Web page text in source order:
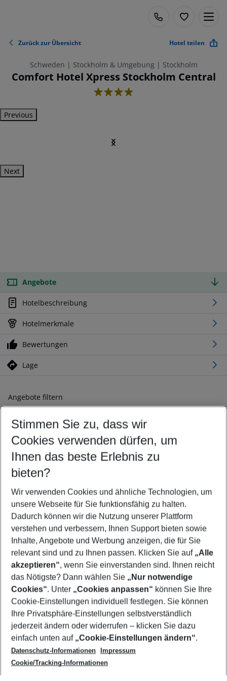
Zurück zur Übersicht Hotel teilen
Schweden | Stockholm & Umgebung | Stockholm
Comfort Hotel Xpress Stockholm Central
4
Previous
Next
Angebote
Hotelbeschreibung
Hotelmerkmale
Bewertungen
Lage
Angebote filtern
Ändern Sie Ihre Kriterien nach Ihren Wünschen
Abflughafen wählen
Beliebiger Abflughafen
Reisezeitraum wählen
11.08.26– 09.08.27 5-8 Nächte
2 Erwachsene Keine Kinder
Mehr Filter anzeigen
Footer
Footer navigation
Über uns
AGB
Cookie-Einstellungen ändern
Cookie-Richtlinie
Datenschutz
Service & Hilfe
Barrierefreies Reisen
Check-in
Folgen Sie uns
Stimmen Sie zu, dass wir
Cookies verwenden dürfen, um
Ihnen das beste Erlebnis zu
bieten?
Wir verwenden Cookies und ähnliche Technologien, um
unsere Webseite für Sie funktionsfähig zu halten.
Dadurch können wir die Nutzung unserer Plattform
verstehen und verbessern, Ihnen Support bieten sowie
Inhalte, Angebote und Werbung anzeigen, die für Sie
relevant sind und zu Ihnen passen. Klicken Sie auf „Alle
akzeptieren“, wenn Sie einverstanden sind. Ihnen reicht
das Nötigste? Dann wählen Sie „Nur notwendige
Cookies“. Unter „Cookies anpassen“ können Sie Ihre
Cookie-Einstellungen individuell festlegen. Sie können
Ihre Privatsphäre-Einstellungen selbstverständlich
jederzeit ändern oder widerrufen – klicken Sie dazu
einfach unten auf „Cookie-Einstellungen ändern“.
Datenschutz-Informationen
Impressum
Cookie/Tracking-Informationen